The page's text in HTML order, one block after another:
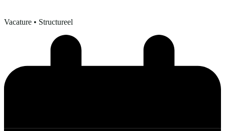
Vacature • Structureel